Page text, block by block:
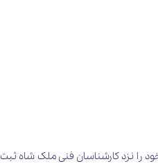
خود را نزد کارشناسان فنی ملک شاه ثبت